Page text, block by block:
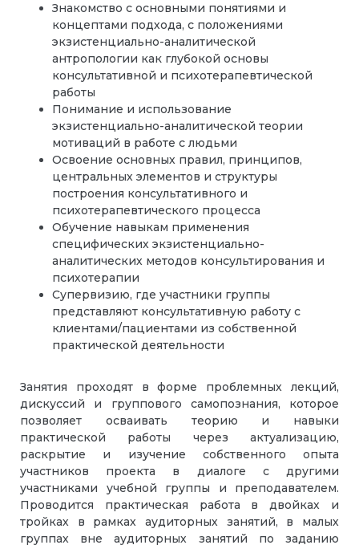
Знакомство с основными понятиями и
концептами подхода, с положениями
экзистенциально-аналитической
антропологии как глубокой основы
консультативной и психотерапевтической
работы
Понимание и использование
экзистенциально-аналитической теории
мотиваций в работе с людьми
Освоение основных правил, принципов,
центральных элементов и структуры
построения консультативного и
психотерапевтического процесса
Обучение навыкам применения
специфических экзистенциально-
аналитических методов консультирования и
психотерапии
Супервизию, где участники группы
представляют консультативную работу с
клиентами/пациентами из собственной
практической деятельности
Занятия проходят в форме проблемных лекций,
дискуссий и группового самопознания, которое
позволяет осваивать теорию и навыки
практической работы через актуализацию,
раскрытие и изучение собственного опыта
участников проекта в диалоге с другими
участниками учебной группы и преподавателем.
Проводится практическая работа в двойках и
тройках в рамках аудиторных занятий, в малых
группах вне аудиторных занятий по заданию